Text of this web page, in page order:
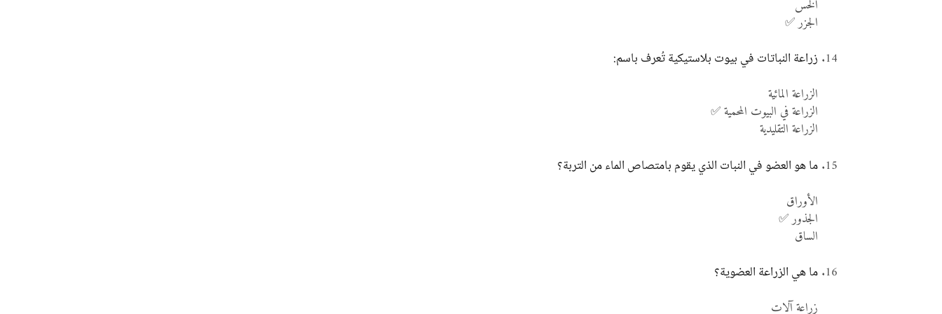
الخس
الجزر ✅
زراعة النباتات في بيوت بلاستيكية تُعرف باسم:
الزراعة المائية
الزراعة في البيوت المحمية ✅
الزراعة التقليدية
ما هو العضو في النبات الذي يقوم بامتصاص الماء من التربة؟
الأوراق
الجذور ✅
الساق
ما هي الزراعة العضوية؟
زراعة آلات